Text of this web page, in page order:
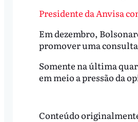
Presidente da Anvisa
Em dezembro,
promover uma
Somente na última
em meio a pressão da
Conteúdo